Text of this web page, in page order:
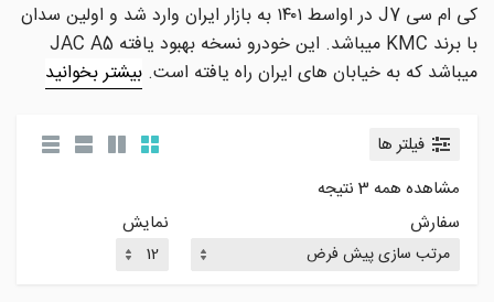
کی ام سی J7 در اواسط ۱۴۰۱ به بازار ایران وارد شد و اولین سدان
با برند KMC میباشد. این خودرو نسخه بهبود یافته JAC A5
میباشد که به خیابان های ایران راه یافته است. بیشتر بخوانید
فیلتر ها
مشاهده همه 3 نتیجه
سفارش
نمایش